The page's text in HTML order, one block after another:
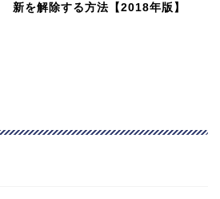
新を解除する方法【2018年版】